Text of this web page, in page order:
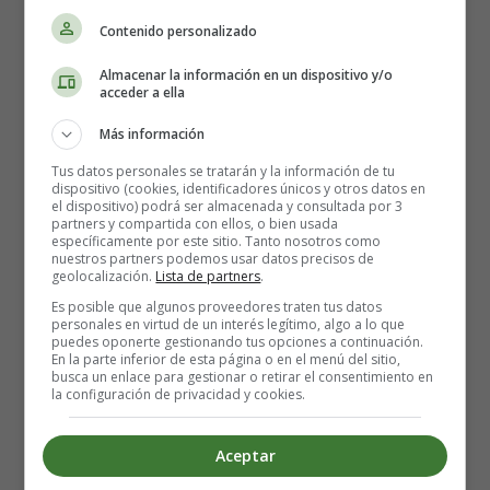
los alimentos, tanto por dentro como por fuera.
purificado para asar para evitar la toxicidad del humo
Aléjate del humo.
No cocines en el interior.
Los alimentos no deben ser cocinados por las llamas,
sino por el calor producido por las brasas.
Mantén una distancia de 20 cm entre el fuego y la
No te fíes sólo de la cocción exterior, aunque parezca
perfecta.
Pinchar la carne para comprobar que los jugos son
claros. Si no es así, significa que la carne no está aún
suficientemente cocida.
Sobre todo, evita poner la carne cocinada en el
mismo plato donde se colocó antes de cocinarla
Contenido personalizado
Almacenar la información en un dispositivo y/o
acceder a ella
Más información
Tus datos personales se tratarán y la información de tu
dispositivo (cookies, identificadores únicos y otros datos en
el dispositivo) podrá ser almacenada y consultada por 3
partners y compartida con ellos, o bien usada
específicamente por este sitio. Tanto nosotros como
nuestros partners podemos usar datos precisos de
geolocalización. Lista de partners.
Es posible que algunos proveedores traten tus datos
personales en virtud de un interés legítimo, algo a lo que
puedes oponerte gestionando tus opciones a continuación.
En la parte inferior de esta página o en el menú del sitio,
busca un enlace para gestionar o retirar el consentimiento en
la configuración de privacidad y cookies.
Aceptar